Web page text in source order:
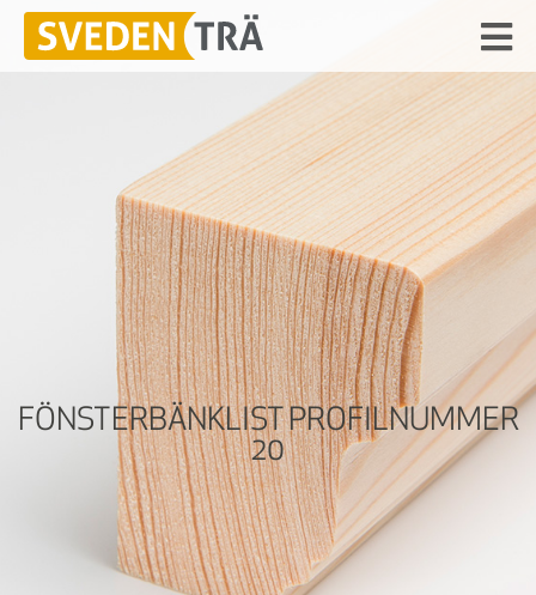
FÖNSTERBÄNKLIST PROFILNUMMER
20